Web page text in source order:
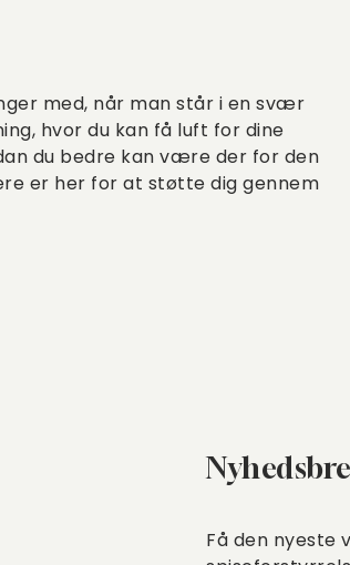
med, når man står i en svær
hvor du kan få luft for dine
du bedre kan være der for den
er her for at støtte dig gennem
Få den nyeste